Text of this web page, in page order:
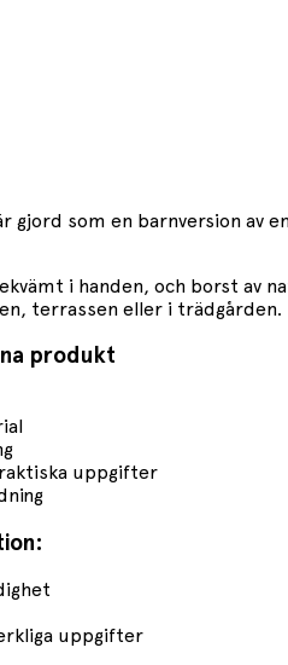
gjord som en barnversion av
i handen, och borst av
terrassen eller i trädgården.
produkt
uppgifter
uppgifter